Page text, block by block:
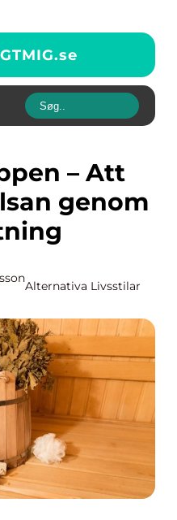
se
genom
Alternativa Livsstilar